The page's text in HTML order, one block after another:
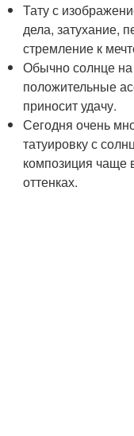
Тату с
дела, затухание,
стремление к
Обычно солнце
положительные
приносит удачу.
Сегодня очень
татуировку с
композиция чаще
оттенках.